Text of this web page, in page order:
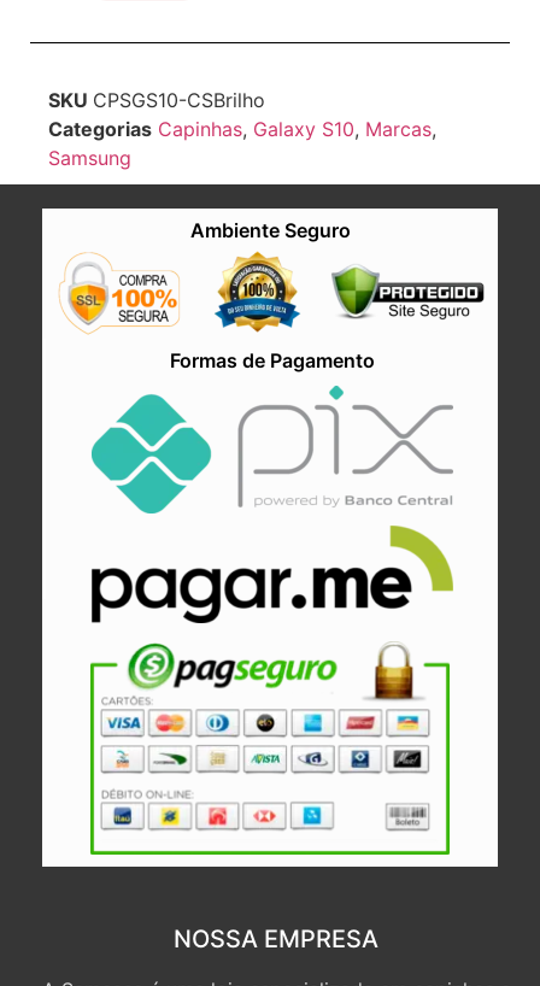
SKU CPSGS10-CSBrilho
Categorias Capinhas, Galaxy S10, Marcas,
Samsung
Ambiente Seguro
Formas de Pagamento
NOSSA EMPRESA